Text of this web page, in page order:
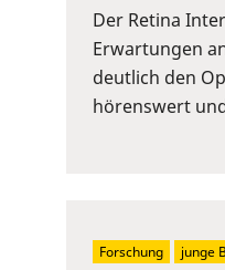
or
Space
to
show
Der Retina
Erwartungen
deutlich den
hörenswert
Forschung junge